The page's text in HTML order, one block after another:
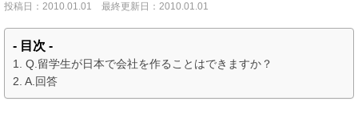
投稿日：2010.01.01 最終更新日：2010.01.01
- 目次 -
Q.留学生が日本で会社を作ることはできますか？
A.回答